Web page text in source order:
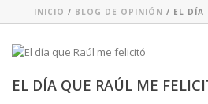
INICIO / BLOG DE OPINIÓN / EL DÍA
EL DÍA QUE RAÚL ME